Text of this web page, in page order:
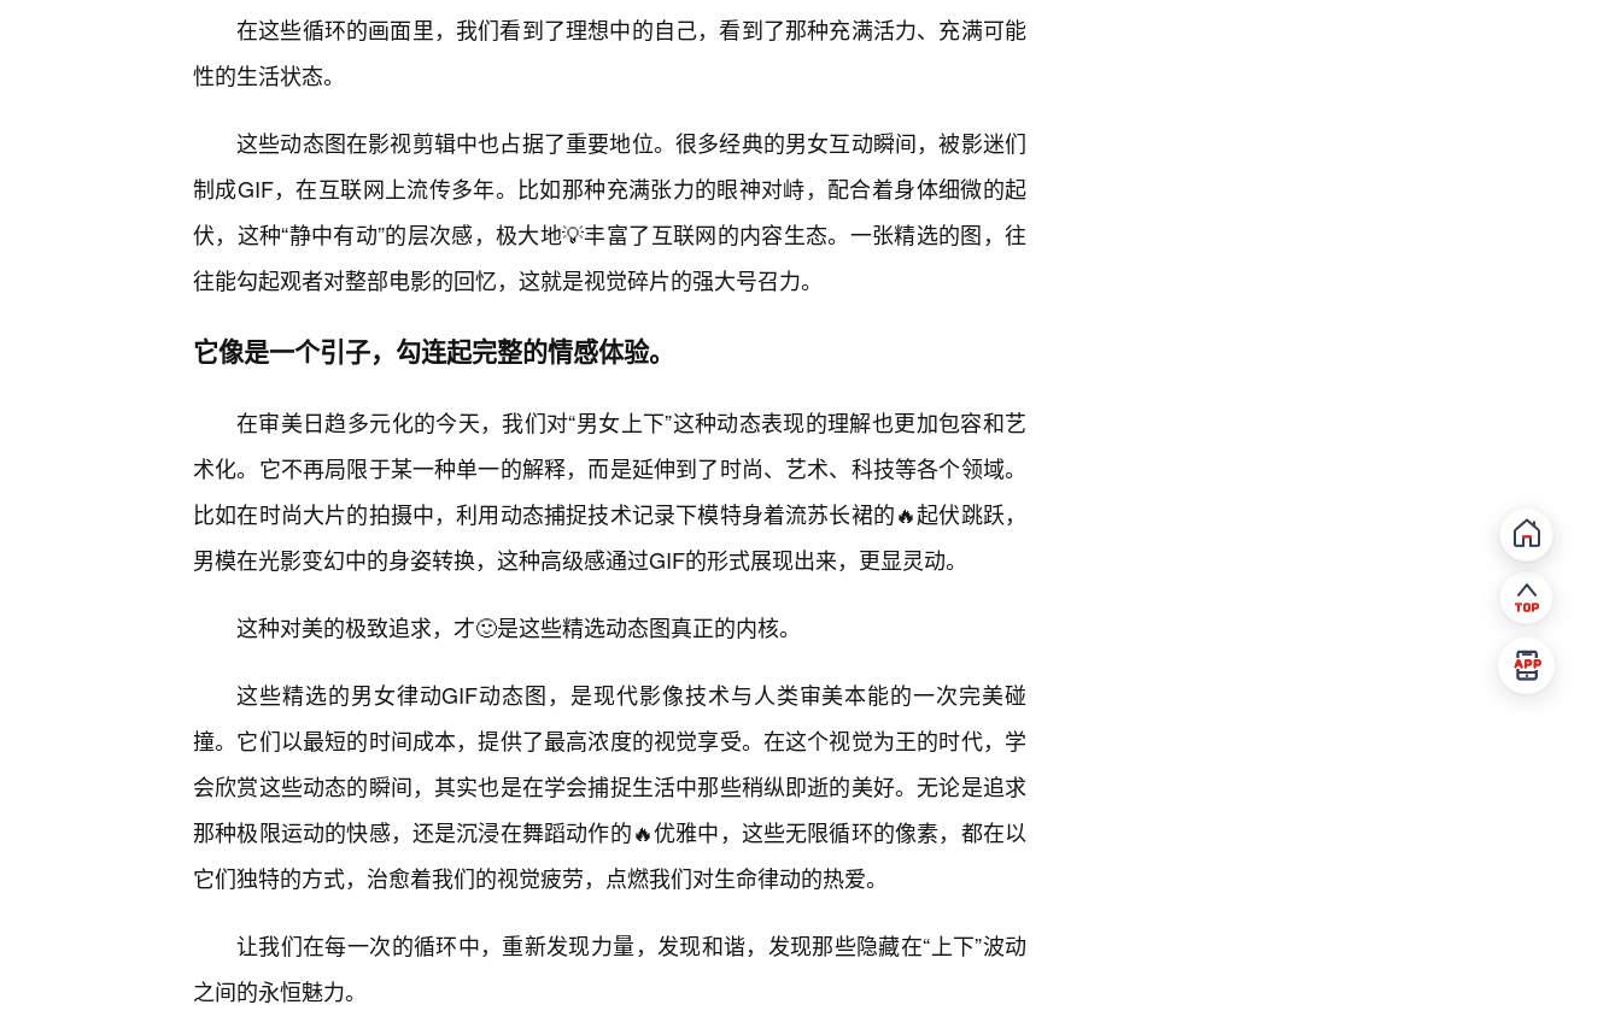
在这些循环的画面里，我们看到了理想中的自己，看到了那种充满活力、充满可能
性的生活状态。
这些动态图在影视剪辑中也占据了重要地位。很多经典的男女互动瞬间，被影迷们
制成GIF，在互联网上流传多年。比如那种充满张力的眼神对峙，配合着身体细微的起
伏，这种“静中有动”的层次感，极大地💡丰富了互联网的内容生态。一张精选的图，往
往能勾起观者对整部电影的回忆，这就是视觉碎片的强大号召力。
它像是一个引子，勾连起完整的情感体验。
在审美日趋多元化的今天，我们对“男女上下”这种动态表现的理解也更加包容和艺
术化。它不再局限于某一种单一的解释，而是延伸到了时尚、艺术、科技等各个领域。
比如在时尚大片的拍摄中，利用动态捕捉技术记录下模特身着流苏长裙的🔥起伏跳跃，
男模在光影变幻中的身姿转换，这种高级感通过GIF的形式展现出来，更显灵动。
这种对美的极致追求，才🙂是这些精选动态图真正的内核。
这些精选的男女律动GIF动态图，是现代影像技术与人类审美本能的一次完美碰
撞。它们以最短的时间成本，提供了最高浓度的视觉享受。在这个视觉为王的时代，学
会欣赏这些动态的瞬间，其实也是在学会捕捉生活中那些稍纵即逝的美好。无论是追求
那种极限运动的快感，还是沉浸在舞蹈动作的🔥优雅中，这些无限循环的像素，都在以
它们独特的方式，治愈着我们的视觉疲劳，点燃我们对生命律动的热爱。
让我们在每一次的循环中，重新发现力量，发现和谐，发现那些隐藏在“上下”波动
之间的永恒魅力。